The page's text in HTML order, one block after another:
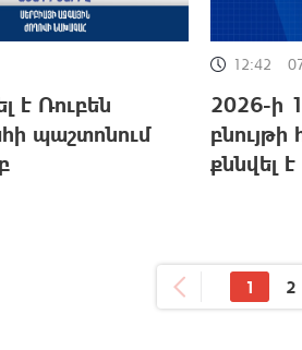
է Ռուբեն
պաշտոնում
12:42
2026-ի
բնույթի
քննվել
1 2